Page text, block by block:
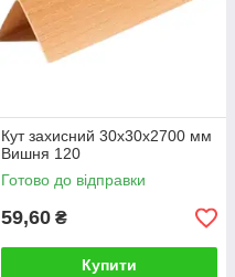
Кут захисний 30х30х2700 мм
Вишня 120
Готово до відправки
59,60 ₴
Купити